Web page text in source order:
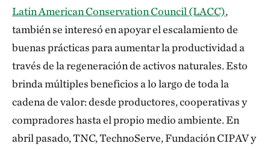
Latin American Conservation Council (LACC),
también se interesó en apoyar el escalamiento de
buenas prácticas para aumentar la productividad a
través de la regeneración de activos naturales. Esto
brinda múltiples beneficios a lo largo de toda la
cadena de valor: desde productores, cooperativas y
compradores hasta el propio medio ambiente. En
abril pasado, TNC, TechnoServe, Fundación CIPAV y